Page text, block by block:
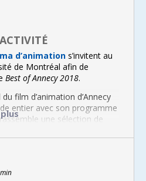
plus
d’animation s’invitent au
de Montréal afin de
Best of Annecy 2018.
film d’animation d’Annecy
entier avec son programme
une sélection de
des Gobelins, l’école
épatant dresse une carte de
métrage d’animation à
ses œuvres fortes et